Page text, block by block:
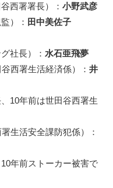
西署署長）： 小野武彦
）： 田中美佐子
社長）： 水石亜飛夢
西署生活経済係）： 井
10年前は世田谷西署生
生活安全課防犯係）：
年前ストーカー被害で